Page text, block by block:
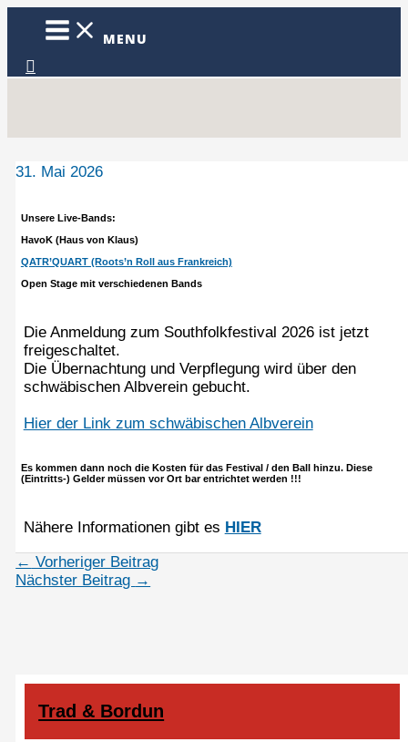
MENU
Suchen
Trad & Bordun
31. Mai 2026
Unsere Live-Bands:
HavoK (Haus von Klaus)
QATR’QUART (Roots’n Roll aus Frankreich)
Open Stage mit verschiedenen Bands
Die Anmeldung zum Southfolkfestival 2026 ist jetzt
freigeschaltet.
Die Übernachtung und Verpflegung wird über den
schwäbischen Albverein gebucht.
Hier der Link zum schwäbischen Albverein
Es kommen dann noch die Kosten für das Festival / den Ball hinzu. Diese
(Eintritts-) Gelder müssen vor Ort bar entrichtet werden !!!
Nähere Informationen gibt es HIER
← Vorheriger Beitrag
Nächster Beitrag →